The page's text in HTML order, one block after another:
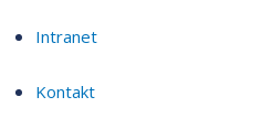
Intranet
Kontakt